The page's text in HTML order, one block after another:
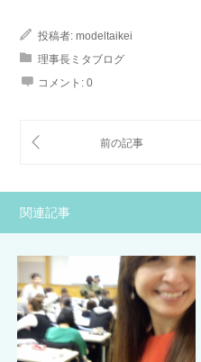
投稿者: modeltaikei
理事長ミタブログ
コメント: 0
関連記事